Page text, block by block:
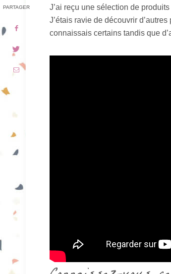
J’ai reçu une sélection de
J’étais ravie de découvrir
connaissais certains tandis que
PARTAGER